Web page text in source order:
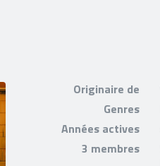
Originaire de
Genres
Années actives
3 membres